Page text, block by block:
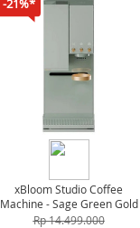
-21%*
xBloom Studio Coffee
Machine - Sage Green Gold
Rp 14.499.000